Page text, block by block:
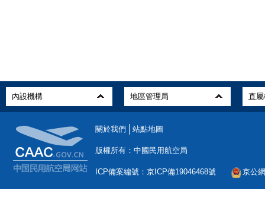
關於我們 站點地圖
版權所有：中國民用航空局
ICP備案編號：京ICP備19046468號 京公